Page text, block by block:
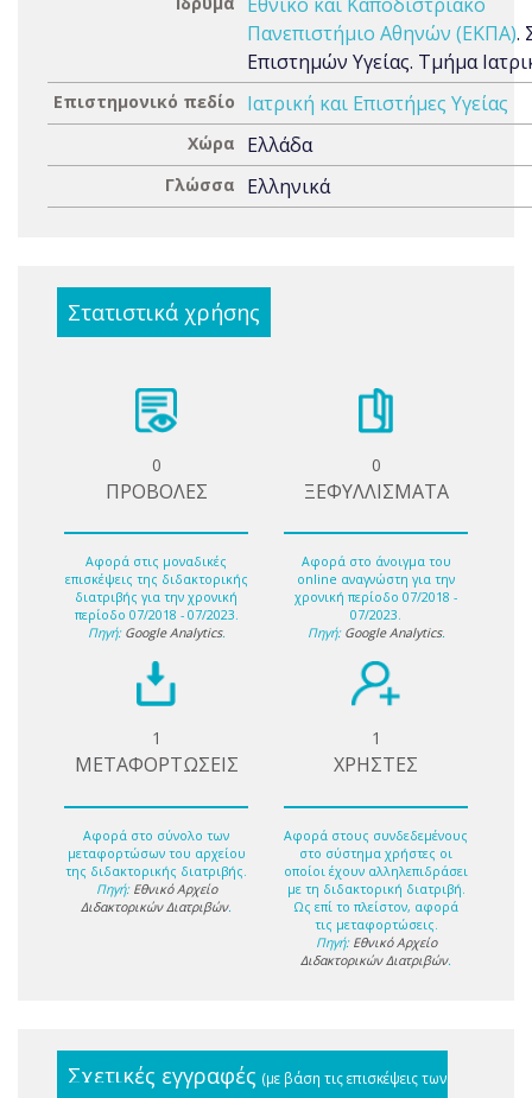
Πανεπιστήμιο Αθηνών (ΕΚΠΑ).
Επιστημών Υγείας. Τμήμα
Επιστημονικό πεδίο Ιατρική και Επιστήμες Υγείας
Χώρα Ελλάδα
Γλώσσα Ελληνικά
Στατιστικά χρήσης
0
ΠΡΟΒΟΛΕΣ
Αφορά στις μοναδικές
επισκέψεις της διδακτορικής
διατριβής για την χρονική
περίοδο 07/2018 - 07/2023.
Πηγή: Google Analytics.
0
ΞΕΦΥΛΛΙΣΜΑΤΑ
Αφορά στο άνοιγμα του
online αναγνώστη για την
χρονική περίοδο 07/2018 -
07/2023.
Πηγή: Google Analytics.
1
ΜΕΤΑΦΟΡΤΩΣΕΙΣ
Αφορά στο σύνολο των
μεταφορτώσων του αρχείου
της διδακτορικής διατριβής.
Πηγή: Εθνικό Αρχείο
Διδακτορικών Διατριβών.
1
ΧΡΗΣΤΕΣ
Αφορά στους συνδεδεμένους
στο σύστημα χρήστες οι
οποίοι έχουν αλληλεπιδράσει
με τη διδακτορική διατριβή.
Ως επί το πλείστον, αφορά
τις μεταφορτώσεις.
Πηγή: Εθνικό Αρχείο
Διδακτορικών Διατριβών.
Σχετικές εγγραφές (με βάση τις επισκέψεις των